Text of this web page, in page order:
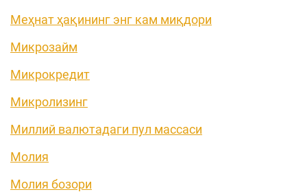
Меҳнат ҳақининг энг кам миқдори
Микрозайм
Микрокредит
Микролизинг
Миллий валютадаги пул массаси
Молия
Молия бозори